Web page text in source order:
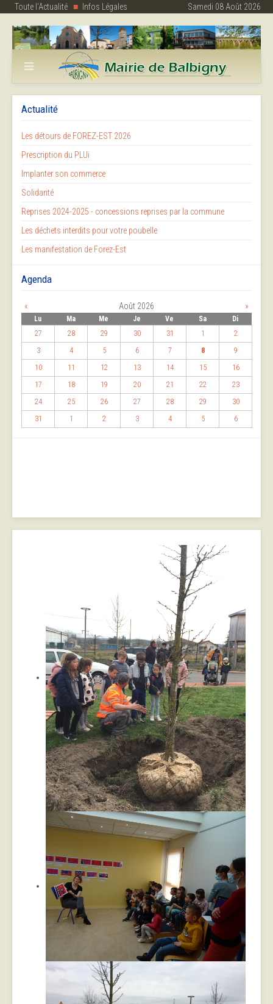
Toute l'Actualité Infos Légales Samedi 08 Août 2026
Actualité
Les détours de FOREZ-EST 2026
Prescription du PLUi
Implanter son commerce
Solidarité
Reprises 2024-2025 - concessions reprises par la commune
Les déchets interdits pour votre poubelle
Les manifestation de Forez-Est
Agenda
« Août 2026 »
Lu Ma Me Je Ve Sa
Di
27
28 29 30 31 1
2
3
4 5 6 7 8
9
10
11 12 13 14 15
16
17
18 19 20 21 22
23
24
25 26 27 28 29
30
31
1 2 3 4 5 6